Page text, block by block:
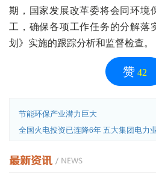
期，国家发展改革委将会同环境
工，确保各项工作任务的分解落
划》实施的跟踪分析和监督检查。
赞 42
节能环保产业潜力巨大
全国火电投资已连降6年 五大集团电力